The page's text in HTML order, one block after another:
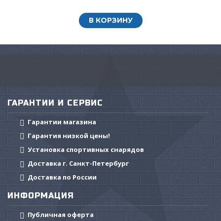
В КОРЗИНУ
ГАРАНТИИ И СЕРВИС
Гарантии магазина
Гарантия низкой цены!
Установка спортивных снарядов
Доставка г. Санкт-Петербург
Доставка по России
ИНФОРМАЦИЯ
Публичная оферта